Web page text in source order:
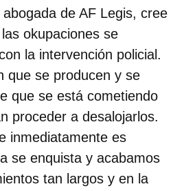
de AF Legis, cree
okupaciones se
la intervención policial.
que se producen y se
que se está cometiendo
proceder a desalojarlos.
inmediatamente es
se enquista y acabamos
tan largos y en la